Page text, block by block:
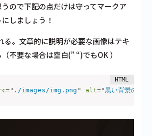
ので下記の点だけは守ってマークア
しましょう！
る。文章的に説明が必要な画像はテキ
不要な場合は空白(” “)でもOK ）
=" ./images/img.png " alt="黒い背景の前